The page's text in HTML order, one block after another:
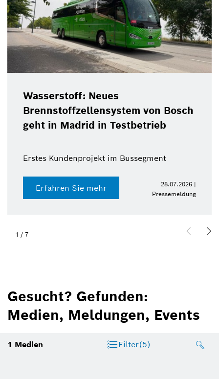
Wasserstoff: Neues
Brennstoffzellensystem von Bosch
geht in Madrid in Testbetrieb
Erstes Kundenprojekt im Bussegment
Erfahren Sie mehr
28.07.2026 |
Pressemeldung
1 / 7
Gesucht? Gefunden:
Medien, Meldungen, Events
1 Medien Filter(5)